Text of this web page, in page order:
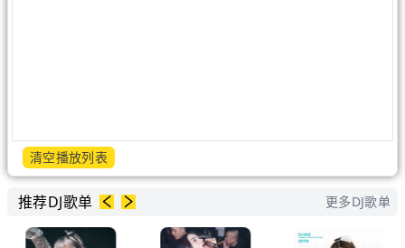
清空播放列表
推荐DJ歌单 更多DJ歌单